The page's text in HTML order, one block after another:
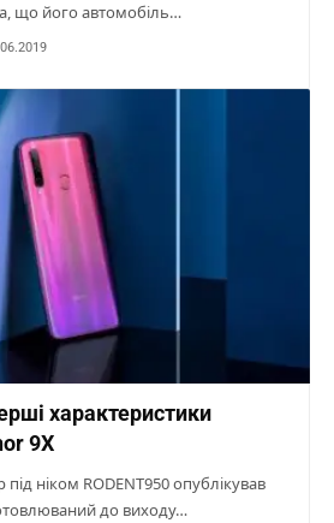
що його автомобіль…
характеристики
9X
ніком RODENT950 опублікував
до виходу…